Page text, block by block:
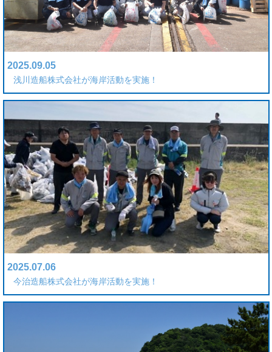
2025.09.05
浅川造船株式会社が海岸活動を実施！
2025.07.06
今治造船株式会社が海岸活動を実施！